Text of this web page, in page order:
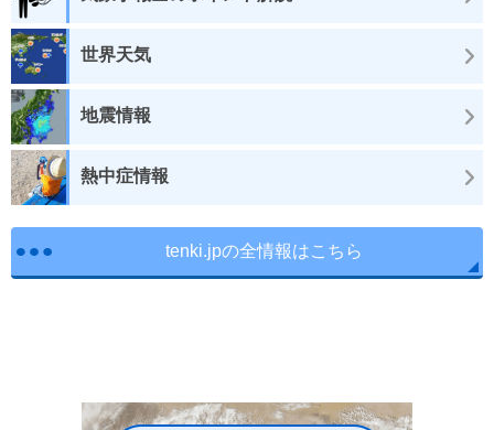
世界天気
地震情報
熱中症情報
tenki.jpの全情報はこちら